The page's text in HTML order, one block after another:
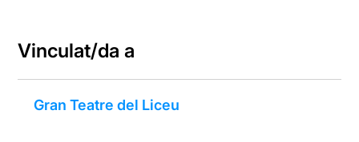
Vinculat/da a
Gran Teatre del Liceu